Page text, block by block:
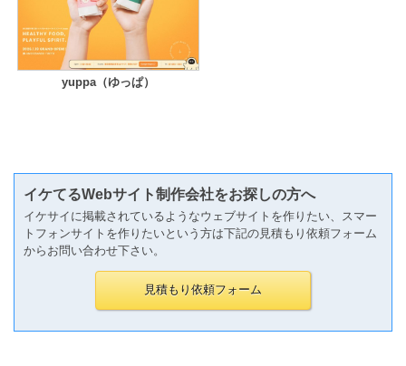
yuppa（ゆっぱ）
イケてるWebサイト制作会社をお探しの方へ
イケサイに掲載されているようなウェブサイトを作りたい、スマー
トフォンサイトを作りたいという方は下記の見積もり依頼フォーム
からお問い合わせ下さい。